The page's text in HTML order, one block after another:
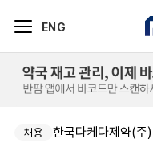
ENG
채용 한국다케다제약(